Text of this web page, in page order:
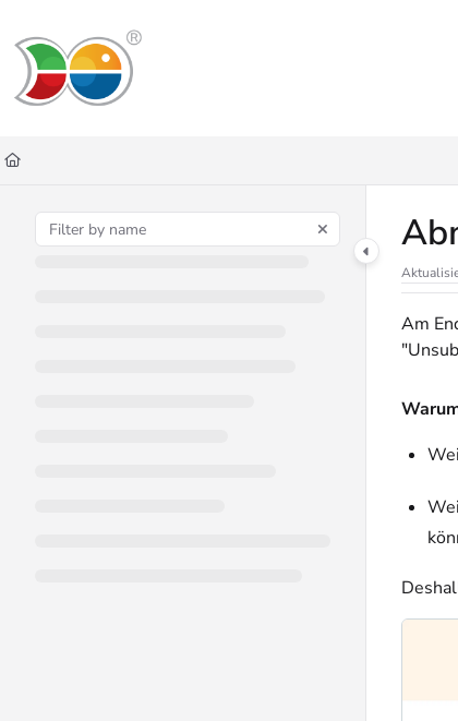
Fetch the complete documentation index at:
Use this file to discover all available pages before exploring further.
Am